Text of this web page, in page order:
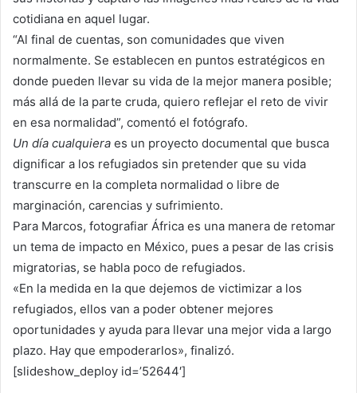
cotidiana en aquel lugar.
“Al final de cuentas, son comunidades que viven
normalmente. Se establecen en puntos estratégicos en
donde pueden llevar su vida de la mejor manera posible;
más allá de la parte cruda, quiero reflejar el reto de vivir
en esa normalidad”, comentó el fotógrafo.
Un día cualquiera es un proyecto documental que busca
dignificar a los refugiados sin pretender que su vida
transcurre en la completa normalidad o libre de
marginación, carencias y sufrimiento.
Para Marcos, fotografiar África es una manera de retomar
un tema de impacto en México, pues a pesar de las crisis
migratorias, se habla poco de refugiados.
«En la medida en la que dejemos de victimizar a los
refugiados, ellos van a poder obtener mejores
oportunidades y ayuda para llevar una mejor vida a largo
plazo. Hay que empoderarlos», finalizó.
[slideshow_deploy id=’52644′]